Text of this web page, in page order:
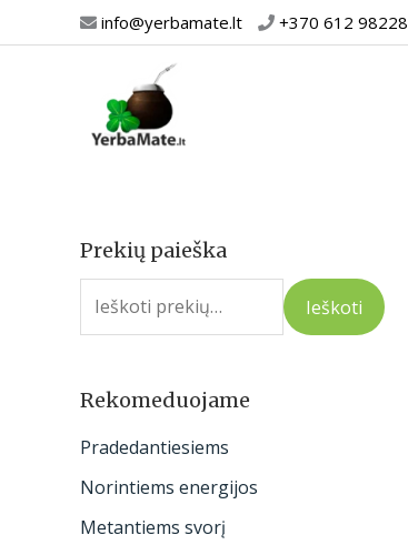
prie
info@yerbamate.lt +370 612 98228
Prekių paieška
I
e
o
:
Ieškoti
Rekomeduojame
Pradedantiesiems
Norintiems energijos
Metantiems svorį